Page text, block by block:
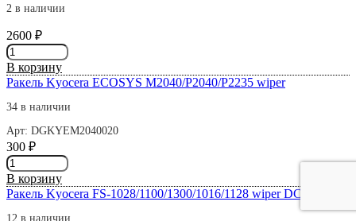
M2030/M2035/M2530/M2535/P2035/P2135
2 в наличии
2600 ₽
Количество
товара
Прижимной
вал
KYOCERA
1800/1801/2200/2201
(CET),
CET7821
В корзину
Ракель Kyocera ECOSYS M2040/P2040/P2235 wiper
34 в наличии
Арт: DGKYEM2040020
300 ₽
Количество
товара
Ракель
Kyocera
ECOSYS
В корзину
Ракель Kyocera FS-1028/1100/1300/1016/1128 wiper DC Select
12 в наличии